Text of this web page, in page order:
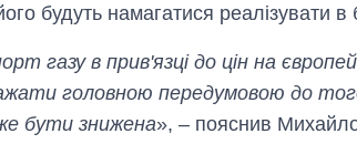
будуть намагатися реалізувати в
газу в прив'язці до цін на
головною передумовою до
бути знижена», – пояснив